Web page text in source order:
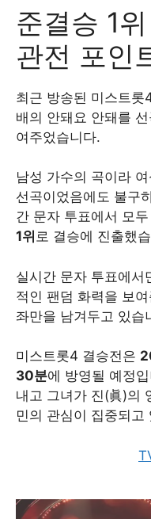
준결승 1
관전 포인
최근 방송된 미스트
배의 안돼요 안돼를
여주었습니다.
남성 가수의 곡이라
선곡이었음에도 불구
간 문자 투표에서 모
1위 로 결승에 진출했
실시간 문자 투표에서
적인 팬덤 화력을 보
좌만을 남겨두고 있습
미스트롯4 결승전은
30분에 방영될 예정
내고 그녀가 진(眞)의
민의 관심이 집중되고